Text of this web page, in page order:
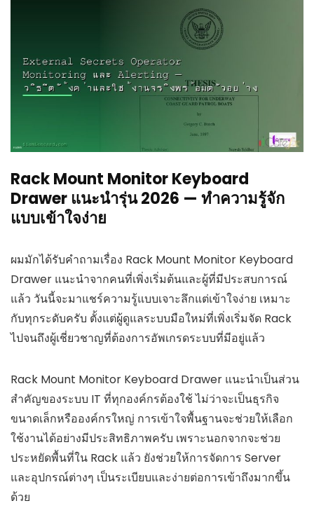
Rack Mount Monitor Keyboard
Drawer แนะนำรุ่น 2026 — ทำความรู้จัก
แบบเข้าใจง่าย
ผมมักได้รับคำถามเรื่อง Rack Mount Monitor Keyboard
Drawer แนะนำจากคนที่เพิ่งเริ่มต้นและผู้ที่มีประสบการณ์
แล้ว วันนี้จะมาแชร์ความรู้แบบเจาะลึกแต่เข้าใจง่าย เหมาะ
กับทุกระดับครับ ตั้งแต่ผู้ดูแลระบบมือใหม่ที่เพิ่งเริ่มจัด Rack
ไปจนถึงผู้เชี่ยวชาญที่ต้องการอัพเกรดระบบที่มีอยู่แล้ว
Rack Mount Monitor Keyboard Drawer แนะนำเป็นส่วน
สำคัญของระบบ IT ที่ทุกองค์กรต้องใช้ ไม่ว่าจะเป็นธุรกิจ
ขนาดเล็กหรือองค์กรใหญ่ การเข้าใจพื้นฐานจะช่วยให้เลือก
ใช้งานได้อย่างมีประสิทธิภาพครับ เพราะนอกจากจะช่วย
ประหยัดพื้นที่ใน Rack แล้ว ยังช่วยให้การจัดการ Server
และอุปกรณ์ต่างๆ เป็นระเบียบและง่ายต่อการเข้าถึงมากขึ้น
ด้วย